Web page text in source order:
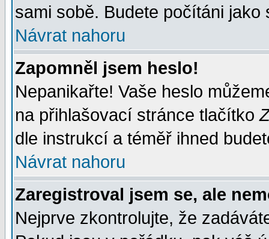
sami sobě. Budete počítáni jako
Návrat nahoru
Zapomněl jsem heslo!
Nepanikařte! Vaše heslo
na přihlašovací stránce tlačítko
dle instrukcí a téměř ihned
Návrat nahoru
Zaregistroval jsem se, ale
Nejprve zkontrolujte, že